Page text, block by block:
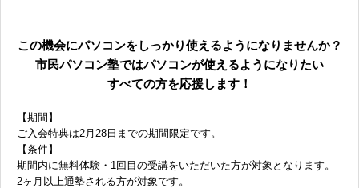
この機会にパソコンをしっかり使えるようになりませんか？
市民パソコン塾ではパソコンが使えるようになりたい
すべての方を応援します！
【期間】
ご入会特典は2月28日までの期間限定です。
【条件】
期間内に無料体験・1回目の受講をいただいた方が対象となります。
2ヶ月以上通塾される方が対象です。